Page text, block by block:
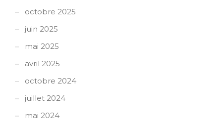
octobre 2025
juin 2025
mai 2025
avril 2025
octobre 2024
juillet 2024
mai 2024